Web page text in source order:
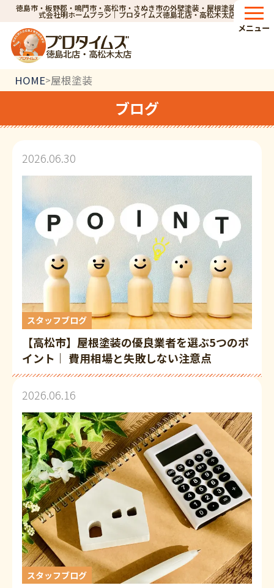
徳島市・板野郡・鳴門市・高松市・さぬき市の外壁塗装・屋根塗装なら株
式会社明ホームプラン｜プロタイムズ徳島北店・高松木太店
徳島北店・高松木太店
メニュー
HOME>屋根塗装
ブログ
2026.06.30
スタッフブログ
【高松市】屋根塗装の優良業者を選ぶ5つのポ
イント｜ 費用相場と失敗しない注意点
2026.06.16
スタッフブログ